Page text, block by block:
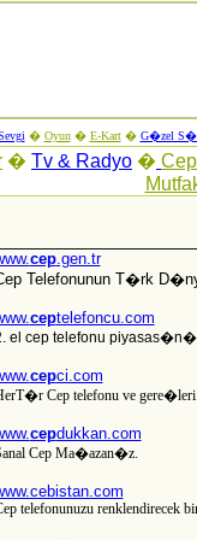
� Oyun� E-Kart� G�zel
� Tv & Radyo �
cep.gen.tr
Telefonunun T�rk
ceptelefoncu.com
el cep telefonu
cepci.com
Cep telefonu ve
cepdukkan.com
Cep Ma�azan�z.
telefonunuzu renklendirecek